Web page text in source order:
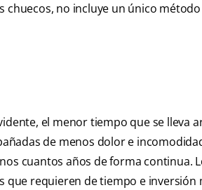
chuecos, no incluye un único
el menor tiempo que se lleva
de menos dolor e
cuantos años de forma continua.
requieren de tiempo e inversión